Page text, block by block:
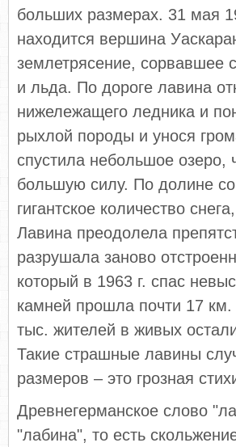
больших размерах. 31 мая
находится вершина
землетрясение, сорвавшее
и льда. По дороге лавина
нижележащего ледника и
рыхлой породы и унося
спустила небольшое
большую силу. По долине
гигантское количество
Лавина преодолела
разрушала заново
который в 1963 г. спас
камней прошла почти 17
тыс. жителей в живых
Такие страшные лавины
размеров – это грозная
Древнегерманское слово
"лабина", то есть